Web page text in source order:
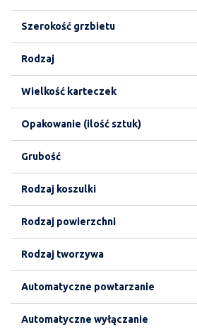
Szerokość grzbietu
Rodzaj
Wielkość karteczek
Opakowanie (ilość sztuk)
Grubość
Rodzaj koszulki
Rodzaj powierzchni
Rodzaj tworzywa
Automatyczne powtarzanie
Automatyczne wyłączanie